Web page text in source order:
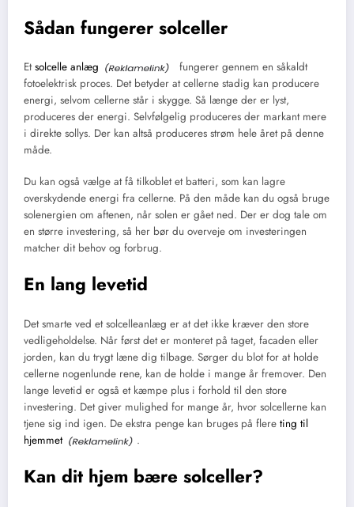
Sådan fungerer solceller
Etsolcelle anlæg
fungerer gennem en såkaldt
fotoelektrisk proces. Det betyder at cellerne stadig kan producere
energi, selvom cellerne står i skygge. Så længe der er lyst,
produceres der energi. Selvfølgelig produceres der markant mere
i direkte sollys. Der kan altså produceres strøm hele året på denne
måde.
Du kan også vælge at få tilkoblet et batteri, som kan lagre
overskydende energi fra cellerne. På den måde kan du også bruge
solenergien om aftenen, når solen er gået ned. Der er dog tale om
en større investering, så her bør du overveje om investeringen
matcher dit behov og forbrug.
En lang levetid
Det smarte ved et solcelleanlæg er at det ikke kræver den store
vedligeholdelse. Når først det er monteret på taget, facaden eller
jorden, kan du trygt læne dig tilbage. Sørger du blot for at holde
cellerne nogenlunde rene, kan de holde i mange år fremover. Den
lange levetid er også et kæmpe plus i forhold til den store
investering. Det giver mulighed for mange år, hvor solcellerne kan
tjene sig ind igen. De ekstra penge kan bruges på flere ting til
hjemmet
.
Kan dit hjem bære solceller?